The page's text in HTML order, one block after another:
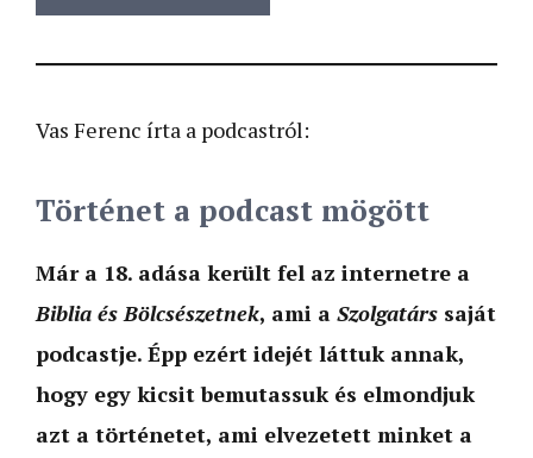
Vas Ferenc írta a podcastról:
Történet a podcast mögött
Már a 18. adása került fel az internetre a
Biblia és Bölcsészetnek, ami a Szolgatárs saját
podcastje. Épp ezért idejét láttuk annak,
hogy egy kicsit bemutassuk és elmondjuk
azt a történetet, ami elvezetett minket a